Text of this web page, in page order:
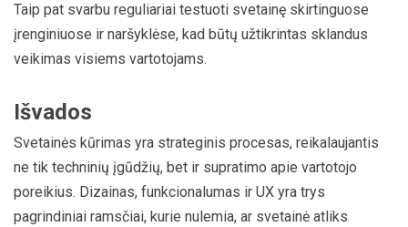
Taip pat svarbu reguliariai testuoti svetainę skirtinguose
įrenginiuose ir naršyklėse, kad būtų užtikrintas sklandus
veikimas visiems vartotojams.
Išvados
Svetainės kūrimas yra strateginis procesas, reikalaujantis
ne tik techninių įgūdžių, bet ir supratimo apie vartotojo
poreikius. Dizainas, funkcionalumas ir UX yra trys
pagrindiniai ramsčiai, kurie nulemia, ar svetainė atliks